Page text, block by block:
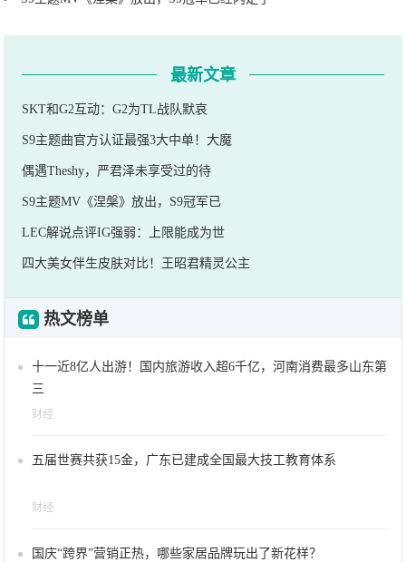
最新文章
SKT和G2互动：G2为TL战队默哀
S9主题曲官方认证最强3大中单！大魔
偶遇Theshy，严君泽未享受过的待
S9主题MV《涅槃》放出，S9冠军已
LEC解说点评IG强弱：上限能成为世
四大美女伴生皮肤对比！王昭君精灵公主
热文榜单
十一近8亿人出游！国内旅游收入超6千亿，河南消费最多山东第
三
财经
五届世赛共获15金，广东已建成全国最大技工教育体系
财经
国庆“跨界”营销正热，哪些家居品牌玩出了新花样？